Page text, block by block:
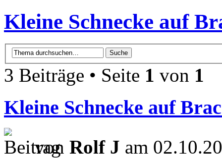
Kleine Schnecke auf
3 Beiträge • Seite 1 von 1
Kleine Schnecke auf
von Rolf J am